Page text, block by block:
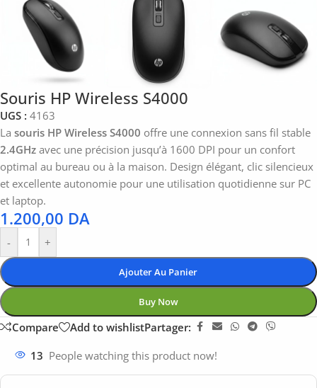
Souris HP Wireless S4000
UGS : 4163
La souris HP Wireless S4000 offre une connexion sans fil stable
2.4GHz avec une précision jusqu’à 1600 DPI pour un confort
optimal au bureau ou à la maison. Design élégant, clic silencieux
et excellente autonomie pour une utilisation quotidienne sur PC
et laptop.
1.200,00 DA
- +
Ajouter Au Panier
Buy Now
Compare Add to wishlistPartager:
13 People watching this product now!